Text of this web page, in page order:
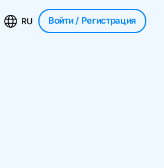
RU Войти/ Регистрация